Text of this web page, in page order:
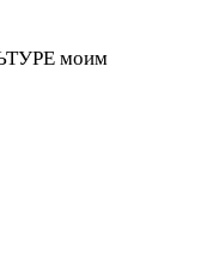
моим